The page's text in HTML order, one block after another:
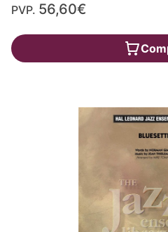
PVP. 56,60€